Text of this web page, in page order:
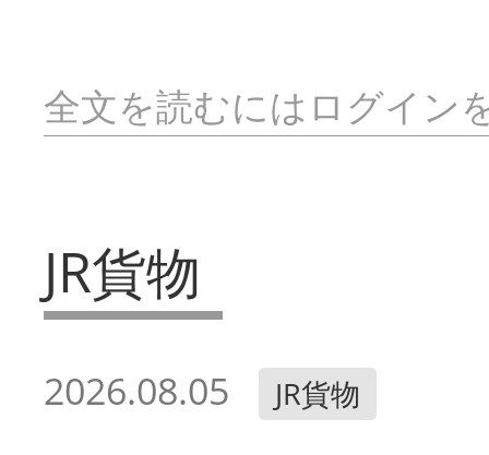
全文を読むにはログイン
JR貨物
2026.08.05 JR貨物